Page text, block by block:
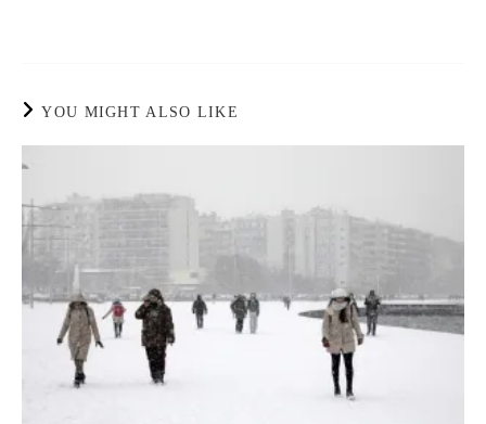
YOU MIGHT ALSO LIKE